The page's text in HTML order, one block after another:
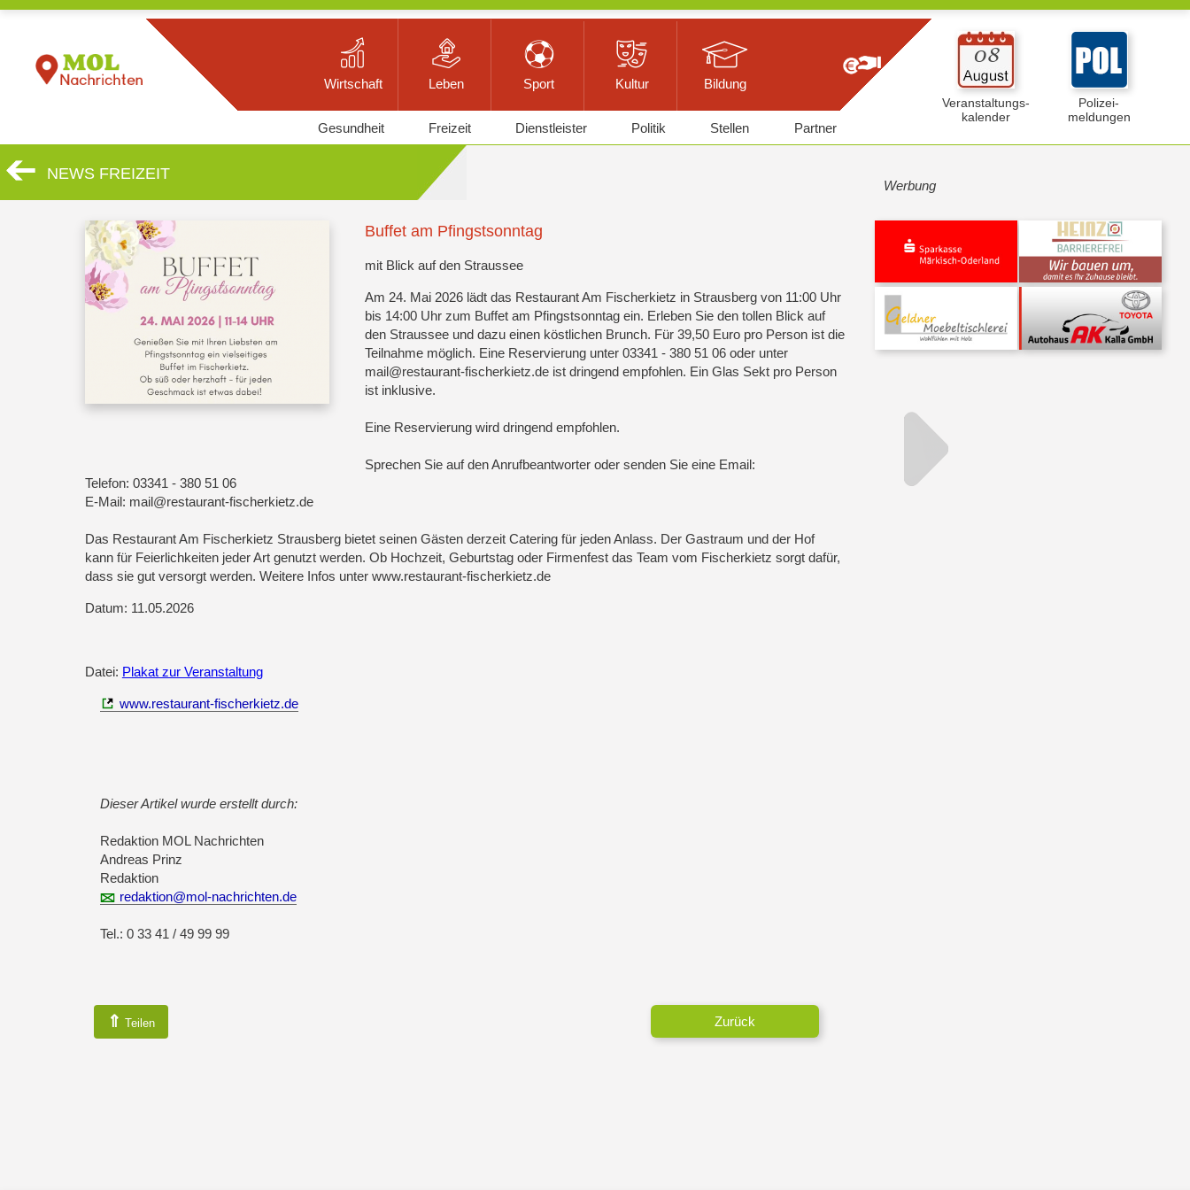
Wirtschaft Leben Sport Kultur Bildung
Veranstaltungs-
kalender
Polizei-
meldungen
Gesundheit Freizeit Dienstleister Politik Stellen Partner
NEWS FREIZEIT
Buffet am Pfingstsonntag
mit Blick auf den Straussee
Am 24. Mai 2026 lädt das Restaurant Am Fischerkietz in Strausberg von 11:00 Uhr
bis 14:00 Uhr zum Buffet am Pfingstsonntag ein. Erleben Sie den tollen Blick auf
den Straussee und dazu einen köstlichen Brunch. Für 39,50 Euro pro Person ist die
Teilnahme möglich. Eine Reservierung unter 03341 - 380 51 06 oder unter
mail@restaurant-fischerkietz.de ist dringend empfohlen. Ein Glas Sekt pro Person
ist inklusive.
Eine Reservierung wird dringend empfohlen.
Sprechen Sie auf den Anrufbeantworter oder senden Sie eine Email:
Telefon: 03341 - 380 51 06
E-Mail: mail@restaurant-fischerkietz.de
Das Restaurant Am Fischerkietz Strausberg bietet seinen Gästen derzeit Catering für jeden Anlass. Der Gastraum und der Hof
kann für Feierlichkeiten jeder Art genutzt werden. Ob Hochzeit, Geburtstag oder Firmenfest das Team vom Fischerkietz sorgt dafür,
dass sie gut versorgt werden. Weitere Infos unter www.restaurant-fischerkietz.de
Datum: 11.05.2026
Datei: Plakat zur Veranstaltung
www.restaurant-fischerkietz.de
Dieser Artikel wurde erstellt durch:
Redaktion MOL Nachrichten
Andreas Prinz
Redaktion
redaktion@mol-nachrichten.de
Tel.: 0 33 41 / 49 99 99
⇑ Teilen Zurück
Werbung